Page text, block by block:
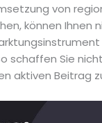
von
können Ihnen
schaffen Sie
aktiven Beitrag